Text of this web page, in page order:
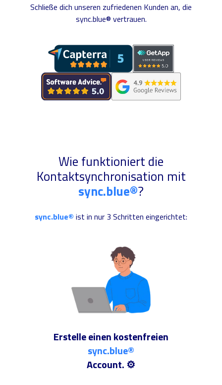
Schließe dich unseren zufriedenen Kunden an, die
sync.blue® vertrauen.
Wie funktioniert die
Kontaktsynchronisation mit
sync.blue®?
sync.blue® ist in nur 3 Schritten eingerichtet:
Erstelle einen kostenfreien
sync.blue®
Account. ⚙️